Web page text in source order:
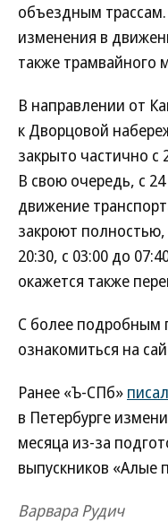
объездным
изменения в
также трамвайного
В направлении от
к Дворцовой
закрыто частично с
В свою очередь, с
движение
закроют полностью,
20:30, с 03:00 до
окажется также
С более подробным
ознакомиться на
Ранее «Ъ-СПб» писал
в Петербурге
месяца из-за
выпускников «Алые
Варвара Рудич